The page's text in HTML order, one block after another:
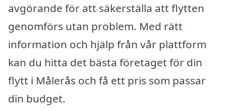
avgörande för att säkerställa att flytten
genomförs utan problem. Med rätt
information och hjälp från vår plattform
kan du hitta det bästa företaget för din
flytt i Målerås och få ett pris som passar
din budget.